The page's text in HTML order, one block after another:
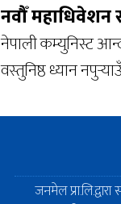
नवौँ महाधिवेशन
नेपाली कम्युनिस्ट
वस्तुनिष्ठ ध्यान
जनमेल